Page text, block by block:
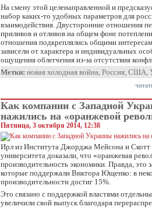
На смену этой целенаправленной и
набор каких-то удобных параметров для
взаимодействия. Двусторонние отношения
приливов и отливов на общем фоне
отношения подкреплялись общими
зависели от характера и индивидуальных
ощущения облегчения из-за отсутствия
Метки: новая холодная война, Россия, США,
Как компании с Западной
нажились на «оранжевой
Пятница, 3 октября 2014, 12:38
Ирл из Института Джорджа Мейсона и Скотт
университета доказали, что «оранжевая
производительность экономики. Правда, это
которые поддержали Виктора Ющенко: в
производительности достиг 15%.
Это связано с поддержкой властями
увеличили свой выпуск благодаря